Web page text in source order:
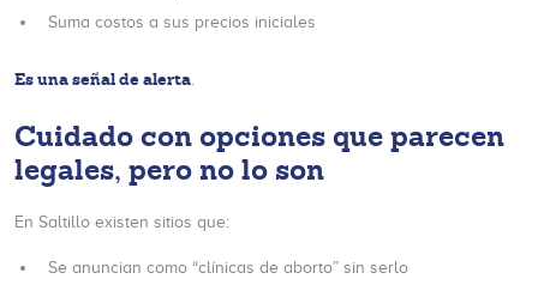
Suma costos a sus precios iniciales
Es una señal de alerta.
Cuidado con opciones que parecen
legales, pero no lo son
En Saltillo existen sitios que:
Se anuncian como “clínicas de aborto” sin serlo